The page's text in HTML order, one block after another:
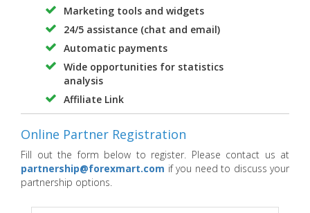
Marketing tools and widgets
24/5 assistance (chat and email)
Automatic payments
Wide opportunities for statistics
analysis
Affiliate Link
Online Partner Registration
Fill out the form below to register. Please contact us at
partnership@forexmart.com if you need to discuss your
partnership options.